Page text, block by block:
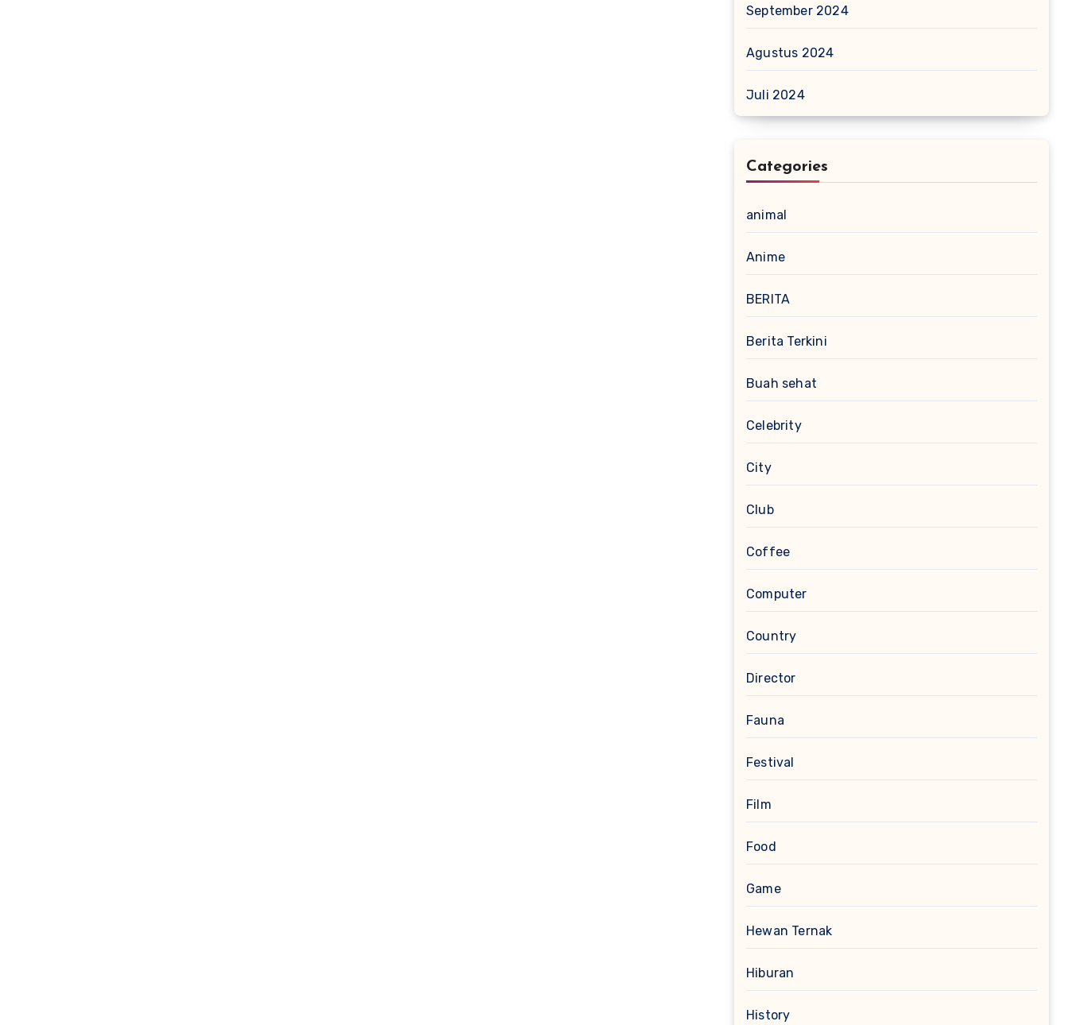
September 2024
Agustus 2024
Juli 2024
Categories
animal
Anime
BERITA
Berita Terkini
Buah sehat
Celebrity
City
Club
Coffee
Computer
Country
Director
Fauna
Festival
Film
Food
Game
Hewan Ternak
Hiburan
History